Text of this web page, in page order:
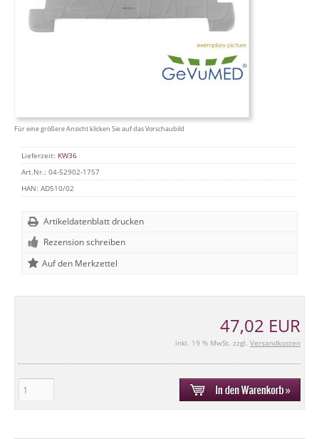
Für eine größere Ansicht klicken Sie auf das Vorschaubild
Lieferzeit: KW36
Art.Nr.: 04-52902-1757
HAN: AD510/02
Artikeldatenblatt drucken
Rezension schreiben
47,02 EUR
inkl. 19 % MwSt. zzgl. Versandkosten